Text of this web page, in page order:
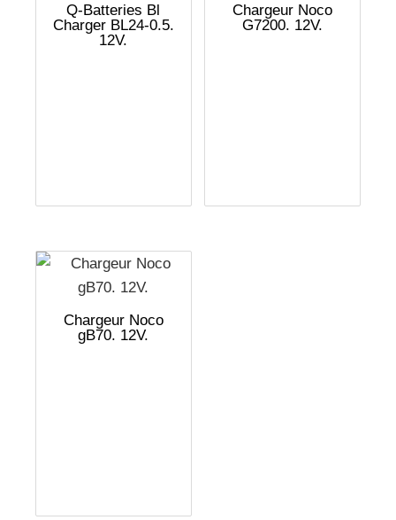
Q-Batteries Bl
Charger BL24-0.5.
12V.
Chargeur Noco
G7200. 12V.
Chargeur Noco
gB70. 12V.